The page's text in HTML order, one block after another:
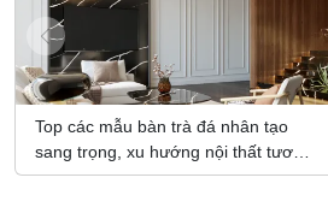
Top các mẫu bàn trà đá nhân tạo
sang trọng, xu hướng nội thất tương
lai